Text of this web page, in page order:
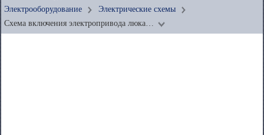
Электрооборудование
Электрические схемы
Схема включения электропривода люка…